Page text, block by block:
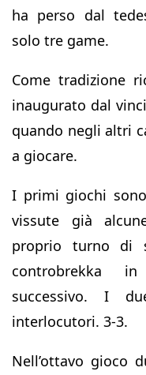
ha perso dal
solo tre game.
Come tradizione
inaugurato dal
quando negli altri
a giocare.
I primi giochi
vissute già
proprio turno di
controbrekka
successivo. I
interlocutori. 3-3.
Nell’ottavo gioco